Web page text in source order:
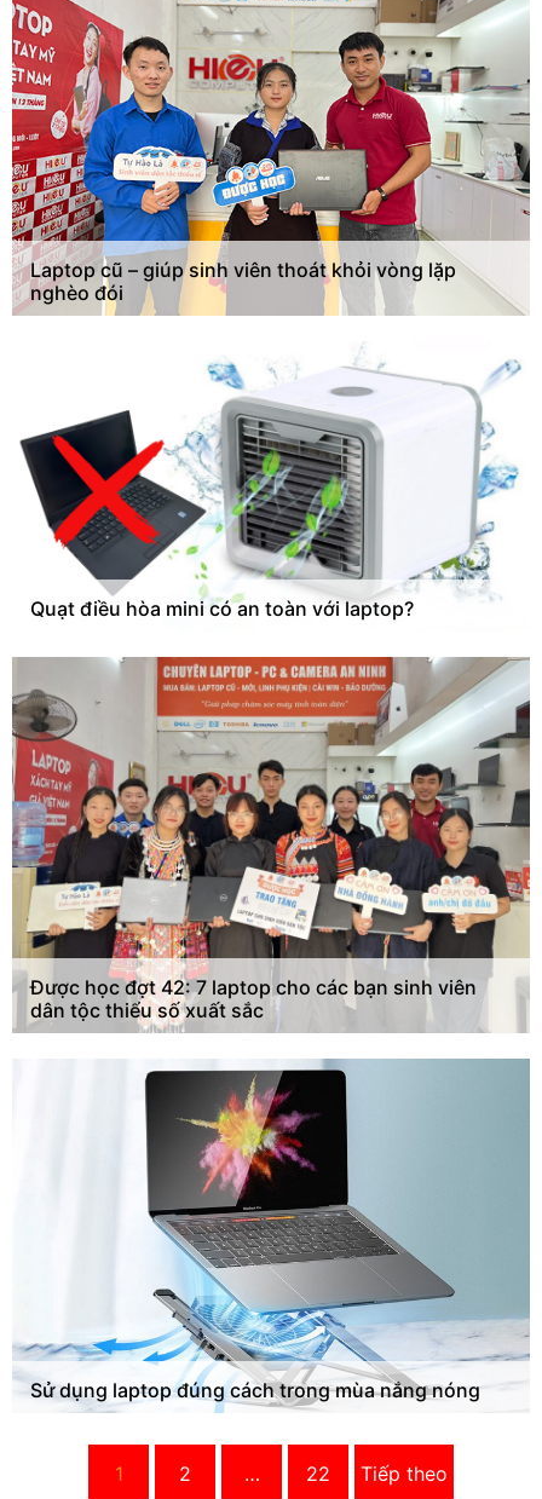
Laptop cũ – giúp sinh viên thoát khỏi vòng lặp
nghèo đói
Quạt điều hòa mini có an toàn với laptop?
Được học đợt 42: 7 laptop cho các bạn sinh viên
dân tộc thiểu số xuất sắc
Sử dụng laptop đúng cách trong mùa nắng nóng
1 2 … 22 Tiếp theo